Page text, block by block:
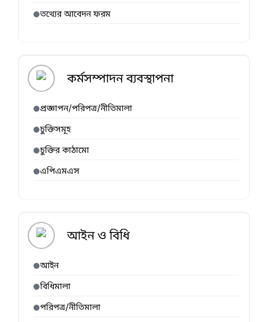
তথ্যের আবেদন ফরম
কর্মসম্পাদন ব্যবস্থাপনা
প্রজ্ঞাপন/পরিপত্র/নীতিমালা
চুক্তিসমূহ
চুক্তির কাঠামো
এপিএমএস
আইন ও বিধি
আইন
বিধিমালা
পরিপত্র/নীতিমালা